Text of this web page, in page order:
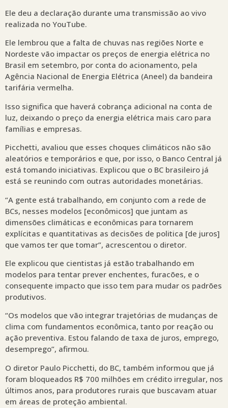
Ele deu a declaração durante uma transmissão ao vivo
realizada no YouTube.
Ele lembrou que a falta de chuvas nas regiões Norte e
Nordeste vão impactar os preços de energia elétrica no
Brasil em setembro, por conta do acionamento, pela
Agência Nacional de Energia Elétrica (Aneel) da bandeira
tarifária vermelha.
Isso significa que haverá cobrança adicional na conta de
luz, deixando o preço da energia elétrica mais caro para
famílias e empresas.
Picchetti, avaliou que esses choques climáticos não são
aleatórios e temporários e que, por isso, o Banco Central já
está tomando iniciativas. Explicou que o BC brasileiro já
está se reunindo com outras autoridades monetárias.
“A gente está trabalhando, em conjunto com a rede de
BCs, nesses modelos [econômicos] que juntam as
dimensões climáticas e econômicas para tornarem
explícitas e quantitativas as decisões de politica [de juros]
que vamos ter que tomar”, acrescentou o diretor.
Ele explicou que cientistas já estão trabalhando em
modelos para tentar prever enchentes, furacões, e o
consequente impacto que isso tem para mudar os padrões
produtivos.
“Os modelos que vão integrar trajetórias de mudanças de
clima com fundamentos econômica, tanto por reação ou
ação preventiva. Estou falando de taxa de juros, emprego,
desemprego”, afirmou.
O diretor Paulo Picchetti, do BC, também informou que já
foram bloqueados R$ 700 milhões em crédito irregular, nos
últimos anos, para produtores rurais que buscavam atuar
em áreas de proteção ambiental.